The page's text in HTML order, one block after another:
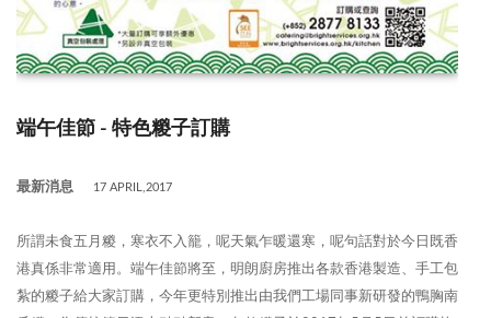
端午佳節 - 特色糉子訂購
最新消息 17 APRIL,2017
所謂未食五月糉，寒衣不入籠，呢天氣乍暖還寒，呢句話對於今日既香
港真係非常適用。端午佳節將至，明朗廚房推出各款香港製造、手工包
紮的糉子給大家訂購，今年更特別推出由我們工場同事新研發的鴨胸南